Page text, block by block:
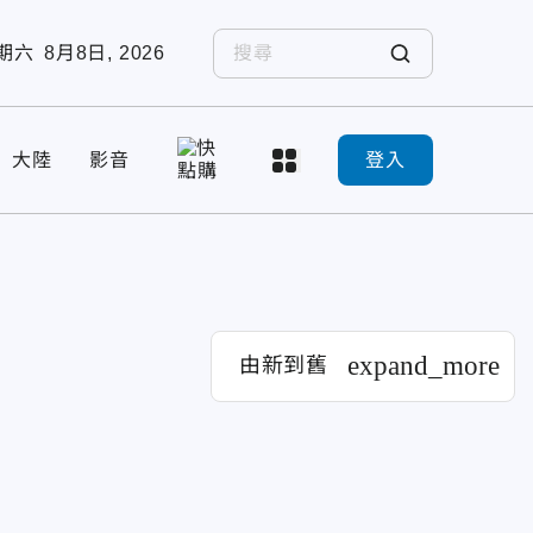
六 8月8日, 2026
大陸 影音 登入
由新到舊 expand_more